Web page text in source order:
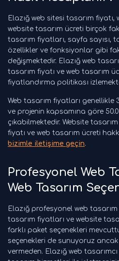
Elazığ web sitesi tasarım
website tasarım ücreti birçok
tasarım fiyatları, sayfa sayısı,
özellikler ve fonksiyonlar gibi
değişmektedir. Elazığ web
tasarım fiyatı ve web tasarım
fiyatlandırma politikası
Web tasarım fiyatları genellikle
ve projenin kapsamına göre
çıkabilmektedir. Website
fiyatı ve web tasarım ücreti
bizimle iletişime geçin.
Profesyonel Web
Web Tasarım
Elazığ profesyonel web
tasarım fiyatları ve website
farklı paket seçenekleri
seçenekleri de sunuyoruz
vermeden. Elazığ web